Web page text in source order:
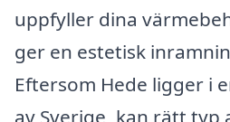
uppfyller dina
ger en estetisk
Eftersom Hede ligger i
av Sverige, kan rätt typ